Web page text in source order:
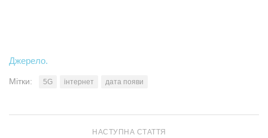
Джерело.
Мітки: 5G інтернет дата появи
НАСТУПНА СТАТТЯ